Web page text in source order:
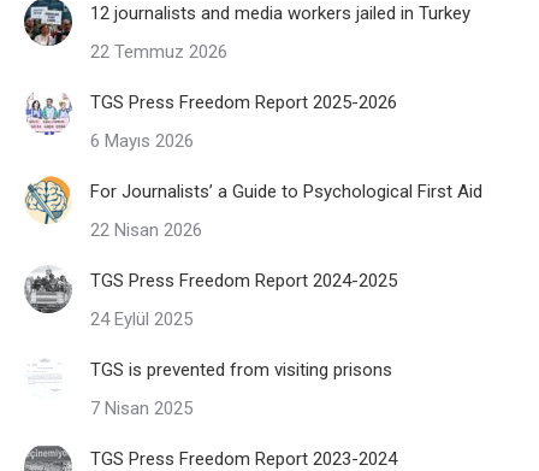
12 journalists and media workers jailed in Turkey
22 Temmuz 2026
TGS Press Freedom Report 2025-2026
6 Mayıs 2026
For Journalists’ a Guide to Psychological First Aid
22 Nisan 2026
TGS Press Freedom Report 2024-2025
24 Eylül 2025
TGS is prevented from visiting prisons
7 Nisan 2025
TGS Press Freedom Report 2023-2024